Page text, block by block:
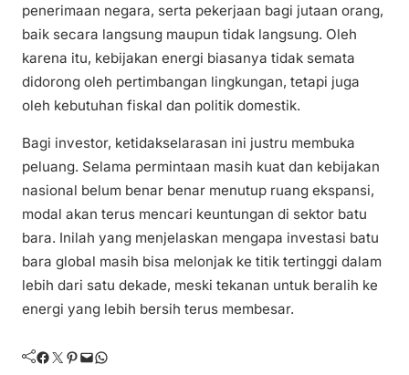
penerimaan negara, serta pekerjaan bagi jutaan orang,
baik secara langsung maupun tidak langsung. Oleh
karena itu, kebijakan energi biasanya tidak semata
didorong oleh pertimbangan lingkungan, tetapi juga
oleh kebutuhan fiskal dan politik domestik.
Bagi investor, ketidakselarasan ini justru membuka
peluang. Selama permintaan masih kuat dan kebijakan
nasional belum benar benar menutup ruang ekspansi,
modal akan terus mencari keuntungan di sektor batu
bara. Inilah yang menjelaskan mengapa investasi batu
bara global masih bisa melonjak ke titik tertinggi dalam
lebih dari satu dekade, meski tekanan untuk beralih ke
energi yang lebih bersih terus membesar.
Facebook Twitter Pinterest Mail WhatsApp